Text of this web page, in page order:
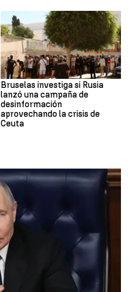
Bruselas investiga si Rusia
lanzó una campaña de
desinformación
aprovechando la crisis de
Ceuta